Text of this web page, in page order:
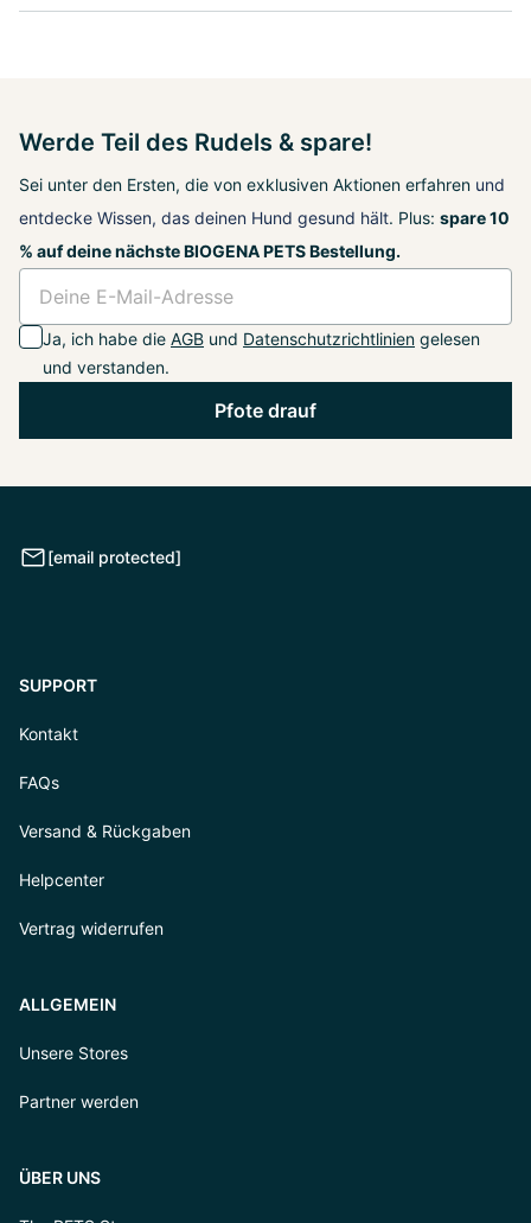
Werde Teil des Rudels & spare!
Sei unter den Ersten, die von exklusiven Aktionen erfahren und
entdecke Wissen, das deinen Hund gesund hält. Plus: spare 10
% auf deine nächste BIOGENA PETS Bestellung.
Ja, ich habe die AGB und Datenschutzrichtlinien gelesen
und verstanden.
Pfote drauf
[email protected]
SUPPORT
Kontakt
FAQs
Versand & Rückgaben
Helpcenter
Vertrag widerrufen
ALLGEMEIN
Unsere Stores
Partner werden
ÜBER UNS